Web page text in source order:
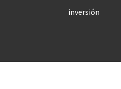
inversión